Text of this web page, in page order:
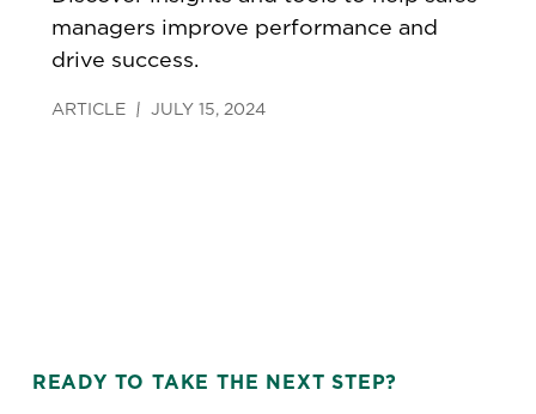
managers improve performance and
drive success.
ARTICLE JULY 15, 2024
READY TO TAKE THE NEXT STEP?